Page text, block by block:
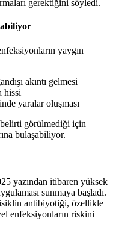
gerektiğini söyledi.
yaygın
akıntı gelmesi
hissi
yaralar oluşması
görülmediği için
bulaşabiliyor.
yazından itibaren yüksek
sunmaya başladı.
antibiyotiği, özellikle
enfeksiyonların riskini